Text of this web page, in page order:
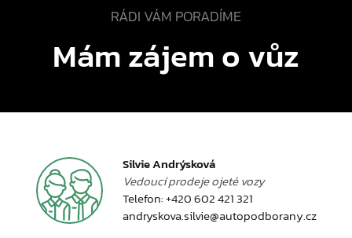
RÁDI VÁM PORADÍME
Mám zájem o vůz
Silvie Andrýsková
Vedoucí prodeje ojeté vozy
Telefon:+420 602 421 321
andryskova.silvie@autopodborany.cz